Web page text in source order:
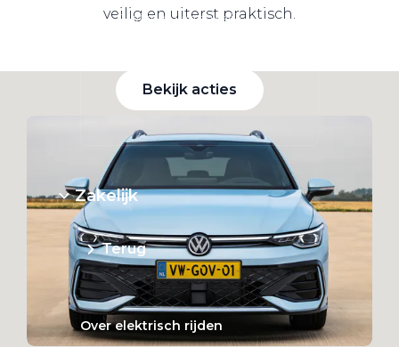
Profiteer van zakelijk
Bekijk acties
Zakelijk
Terug
Over elektrisch rijden
veilig en uiterst praktisch.